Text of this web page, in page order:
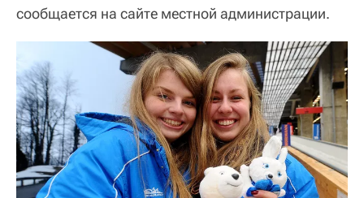
сообщается на сайте местной администрации.